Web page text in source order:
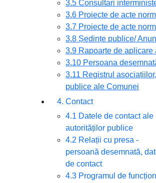
3.5 Consultari
3.6 Proiecte de acte
3.7 Proiecte de acte
3.8 Ședințe publice/
3.9 Rapoarte de aplicare
3.10 Persoana
3.11 Registrul
publice ale Comunei
4. Contact
4.1 Datele de contact ale
autorităților publice
4.2 Relații cu presa -
persoană desemnată,
de contact
4.3 Programul de